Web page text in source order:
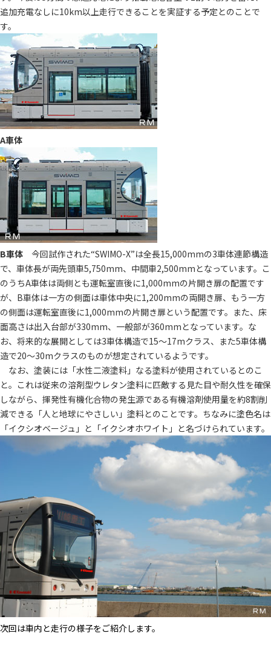
追加充電なしに10km以上走行できることを実証する予定とのことで
す。
A車体
B車体 今回試作された“SWIMO-X”は全長15,000mmの3車体連節構造
で、車体長が両先頭車5,750mm、中間車2,500mmとなっています。こ
のうちA車体は両側とも運転室直後に1,000mmの片開き扉の配置です
が、B車体は一方の側面は車体中央に1,200mmの両開き扉、もう一方
の側面は運転室直後に1,000mmの片開き扉という配置です。また、床
面高さは出入台部が330mm、一般部が360mmとなっています。な
お、将来的な展開としては3車体構造で15～17mクラス、また5車体構
造で20～30mクラスのものが想定されているようです。
なお、塗装には「水性二液塗料」なる塗料が使用されているとのこ
と。これは従来の溶剤型ウレタン塗料に匹敵する見た目や耐久性を確保
しながら、揮発性有機化合物の発生源である有機溶剤使用量を約8割削
減できる「人と地球にやさしい」塗料とのことです。ちなみに塗色名は
「イクシオベージュ」と「イクシオホワイト」と名づけられています。
次回は車内と走行の様子をご紹介します。